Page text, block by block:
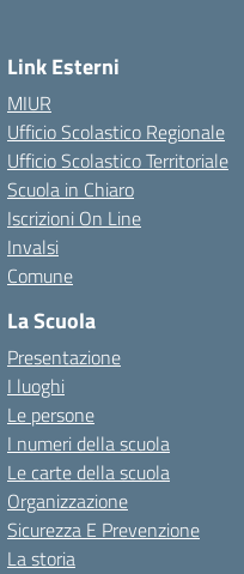
Link Esterni
MIUR
Ufficio Scolastico Regionale
Ufficio Scolastico Territoriale
Scuola in Chiaro
Iscrizioni On Line
Invalsi
Comune
La Scuola
Presentazione
I luoghi
Le persone
I numeri della scuola
Le carte della scuola
Organizzazione
Sicurezza E Prevenzione
La storia